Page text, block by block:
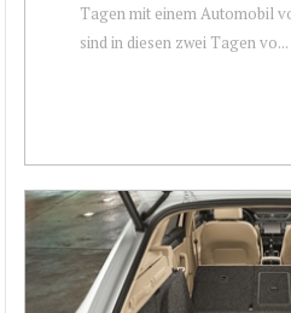
Tagen mit einem Automobil
sind in diesen zwei Tagen vo...